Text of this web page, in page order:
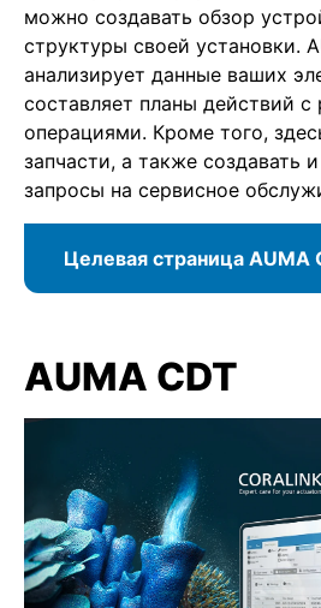
можно создавать обзор
структуры своей установки.
анализирует данные ваших
составляет планы действий
операциями. Кроме того,
запчасти, а также создавать
запросы на сервисное
Целевая страница AUMA
AUMA CDT